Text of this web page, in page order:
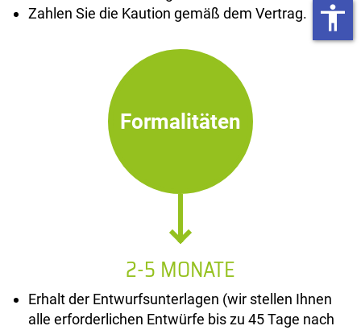
Zahlen Sie die Kaution gemäß dem Vertrag.
Formalitäten
2-5 MONATE
Erhalt der Entwurfsunterlagen (wir stellen Ihnen
alle erforderlichen Entwürfe bis zu 45 Tage nach
accessibility